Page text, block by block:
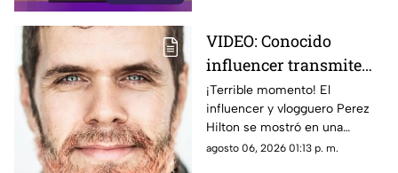
VIDEO: Conocido
influencer transmite
EN VIVO mientras se
4utoles1ona; así fue
captado
¡Terrible momento! El
influencer y vlogguero Perez
Hilton se mostró en una
situación de crisis y provocó la
agosto 06, 2026 01:13 p. m.